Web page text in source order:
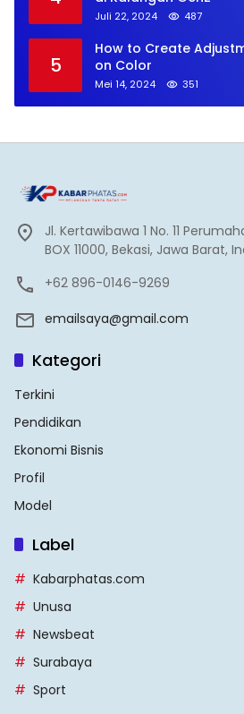
Juli 22, 2024 487
5
How to Create
on Color
Mei 14, 2024 351
Jl. Kertawibawa 1 No. 11
BOX 11000, Bekasi, Jawa Barat,
+62 896-0146-9269
emailsaya@gmail.com
Kategori
Terkini
Pendidikan
Ekonomi Bisnis
Profil
Model
Label
Kabarphatas.com
Unusa
Newsbeat
Surabaya
Sport